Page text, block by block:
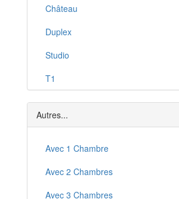
Huningue
Schlierbach
Seppois-le-Bas
Bartenheim
Soultz-Haut-Rhin
Château
Duplex
Studio
T1
T2
T3
T4
T5
T6
Autres...
Avec 1 Chambre
Avec 2 Chambres
Avec 3 Chambres